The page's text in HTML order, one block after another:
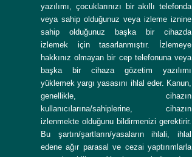
yazılımı, çocuklarınızı bir akıllı telefonda
veya sahip olduğunuz veya izleme iznine
sahip olduğunuz başka bir cihazda
izlemek için tasarlanmıştır. İzlemeye
hakkınız olmayan bir cep telefonuna veya
başka bir cihaza gözetim yazılımı
yüklemek yargı yasasını ihlal eder. Kanun,
genellikle, cihazın
kullanıcılarına/sahiplerine, cihazın
izlenmekte olduğunu bildirmenizi gerektirir.
Bu şartın/şartların/yasaların ihlali, ihlal
edene ağır parasal ve cezai yaptırımlarla